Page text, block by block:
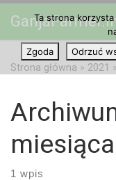
Przejdź do treści
Strona główna » 2021 »
1 wpis
Ta strona
Zgoda
Odrzuć